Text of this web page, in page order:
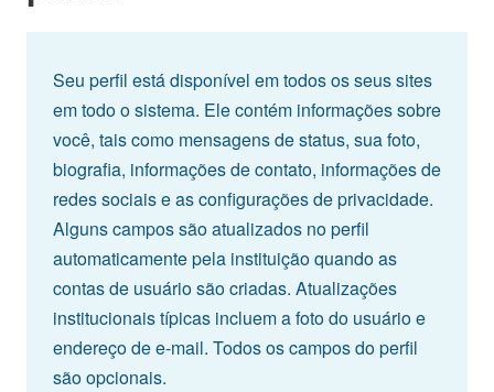
Seu perfil está disponível em todos os seus sites
em todo o sistema. Ele contém informações sobre
você, tais como mensagens de status, sua foto,
biografia, informações de contato, informações de
redes sociais e as configurações de privacidade.
Alguns campos são atualizados no perfil
automaticamente pela instituição quando as
contas de usuário são criadas. Atualizações
institucionais típicas incluem a foto do usuário e
endereço de e-mail. Todos os campos do perfil
são opcionais.